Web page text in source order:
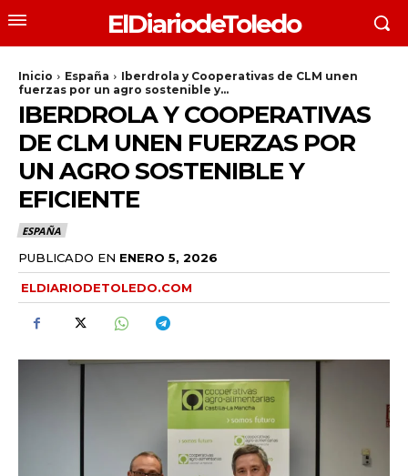
ElDiariodeToledo
Inicio España
Iberdrola y Cooperativas de CLM unen
fuerzas por un agro sostenible y...
IBERDROLA Y COOPERATIVAS
DE CLM UNEN FUERZAS POR
UN AGRO SOSTENIBLE Y
EFICIENTE
ESPAÑA
PUBLICADO EN ENERO 5, 2026
ELDIARIODETOLEDO.COM